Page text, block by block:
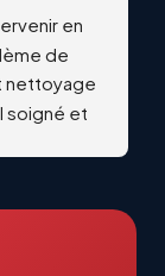
en
de
nettoyage
soigné et